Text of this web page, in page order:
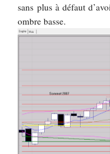
sans plus à défaut
ombre basse.